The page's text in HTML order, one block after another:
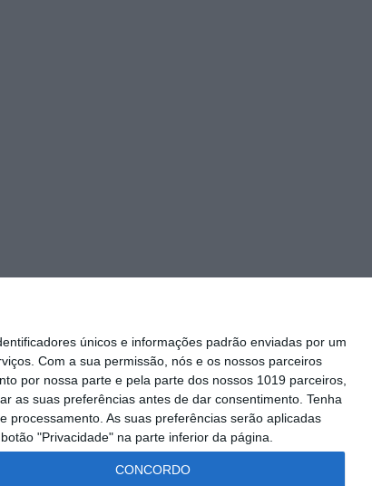
únicos e informações padrão enviadas por um
Com a sua permissão, nós e os nossos parceiros
por nossa parte e pela parte dos nossos 1019 parceiros,
as suas preferências antes de dar consentimento. Tenha
As suas preferências serão aplicadas
"Privacidade" na parte inferior da página.
CONCORDO
Siga-nos